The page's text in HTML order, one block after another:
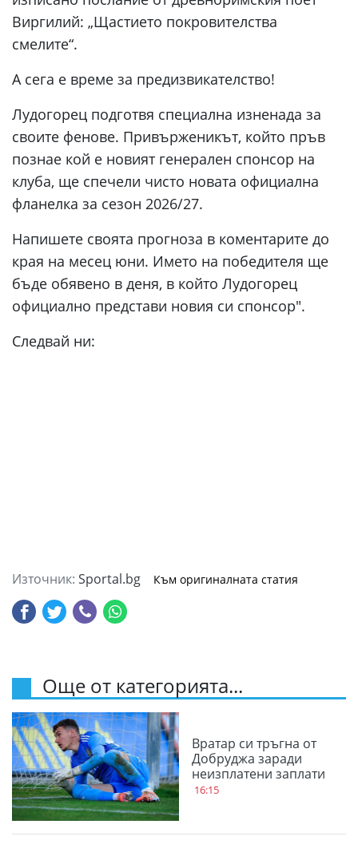
Виргилий: „Щастието покровителства
смелите“.
А сега е време за предизвикателство!
Лудогорец подготвя специална изненада за
своите фенове. Привърженикът, който пръв
познае кой е новият генерален спонсор на
клуба, ще спечели чисто новата официална
фланелка за сезон 2026/27.
Напишете своята прогноза в коментарите до
края на месец юни. Името на победителя ще
бъде обявено в деня, в който Лудогорец
официално представи новия си спонсор".
Следвай ни:
Източник: Sportal.bg Към оригиналната статия
Още от категорията...
Вратар си тръгна от
Добруджа заради
неизплатени заплати
16:15